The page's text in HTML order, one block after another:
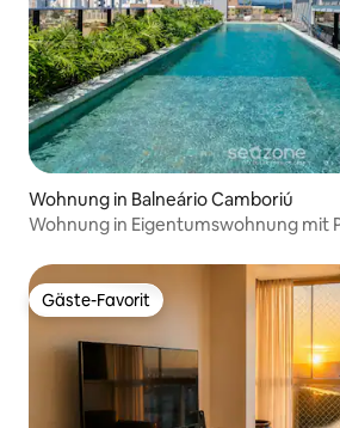
Wohnung in Balneário Camboriú
Wohnung in Eigentumswohnung mit
Gäste-Favorit
Gäste-Favorit